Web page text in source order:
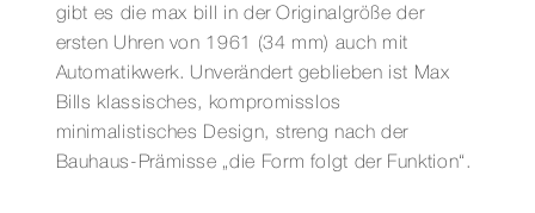
gibt es die max bill in der Originalgröße der
ersten Uhren von 1961 (34 mm) auch mit
Automatikwerk. Unverändert geblieben ist Max
Bills klassisches, kompromisslos
minimalistisches Design, streng nach der
Bauhaus-Prämisse „die Form folgt der Funktion“.